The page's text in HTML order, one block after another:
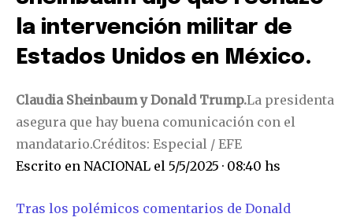
la intervención militar de
Estados Unidos en México.
Claudia Sheinbaum y Donald Trump.La presidenta
asegura que hay buena comunicación con el
mandatario.Créditos: Especial / EFE
Escrito en NACIONAL el 5/5/2025 · 08:40 hs
Tras los polémicos comentarios de Donald